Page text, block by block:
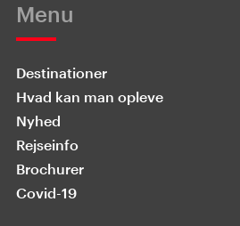
Menu
Destinationer
Hvad kan man opleve
Nyhed
Rejseinfo
Brochurer
Covid-19